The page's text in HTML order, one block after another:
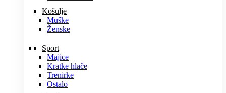
Košulje
Muške
Ženske
Sport
Majice
Kratke hlače
Trenirke
Ostalo